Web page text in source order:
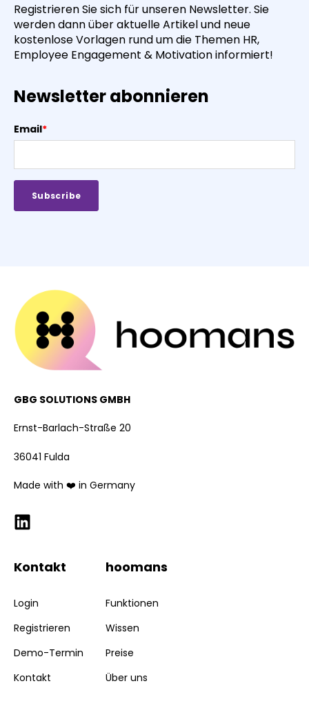
Registrieren Sie sich für unseren Newsletter. Sie
werden dann über aktuelle Artikel und neue
kostenlose Vorlagen rund um die Themen HR,
Employee Engagement & Motivation informiert!
Newsletter abonnieren
Email*
GBG SOLUTIONS GMBH
Ernst-Barlach-Straße 20
36041 Fulda
Made with ❤️ in Germany
Kontakt
Login
Registrieren
Demo-Termin
Kontakt
hoomans
Funktionen
Wissen
Preise
Über uns